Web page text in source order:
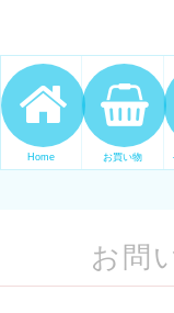
ママの才能
表現ステー
ンスを表
Home お買い物
お問